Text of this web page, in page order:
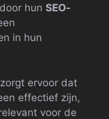
hun SEO-
in hun
ervoor dat
effectief zijn,
voor de